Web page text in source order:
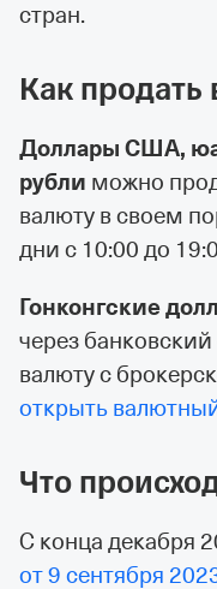
стран.
Как продать
Доллары США,
рубли можно
валюту в своем
дни с 10:00 до
Гонконгские
через
валюту с
открыть
Что
С конца декабря
от 9 сентября